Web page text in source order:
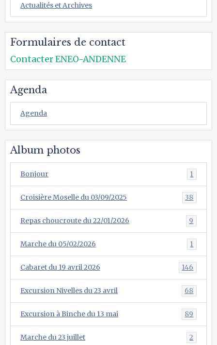
Actualités et Archives
Formulaires de contact
Contacter ENEO-ANDENNE
Agenda
Agenda
Album photos
Bonjour 1
Croisière Moselle du 03/09/2025 38
Repas choucroute du 22/01/2026 9
Marche du 05/02/2026 1
Cabaret du 19 avril 2026 146
Excursion Nivelles du 23 avril 68
Excursion à Binche du 13 mai 89
Marche du 23 juillet 2